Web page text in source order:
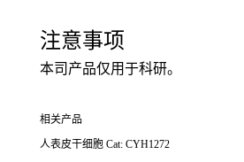
注意事项
本司产品仅用于科研。
相关产品
人表皮干细胞 Cat: CYH1272